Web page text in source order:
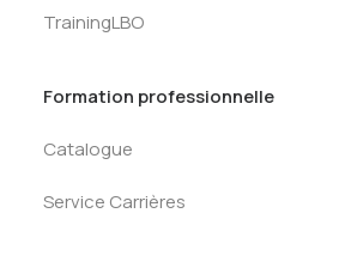
TrainingLBO
Formation professionnelle
Catalogue
Service Carrières